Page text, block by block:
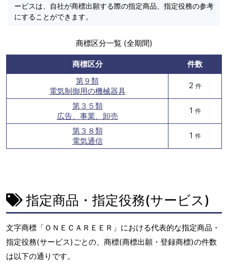
ービスは、自社が商標出願する際の指定商品、指定役務の参考
にすることができます。
商標区分一覧 (全期間)
商標区分
件数
第９類
電気制御用の機械器具
2 件
第３５類
広告、事業、卸売
1 件
第３８類
電気通信
1 件
指定商品・指定役務(サービス)
文字商標「ＯＮＥＣＡＲＥＥＲ」における代表的な指定商品・
指定役務(サービス)ごとの、商標(商標出願・登録商標)の件数
は以下の通りです。